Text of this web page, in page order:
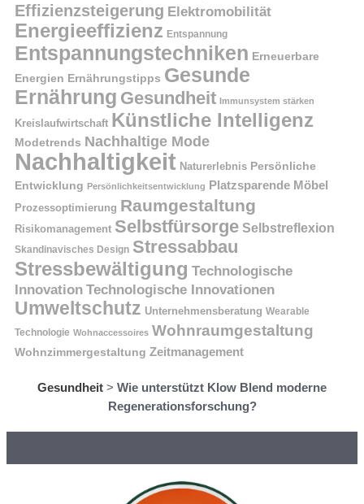
Effizienzsteigerung Elektromobilität
Energieeffizienz Entspannung
Entspannungstechniken Erneuerbare
Energien Ernährungstipps Gesunde
Ernährung Gesundheit Immunsystem stärken
Kreislaufwirtschaft Künstliche Intelligenz
Modetrends Nachhaltige Mode
Nachhaltigkeit Naturerlebnis Persönliche
Entwicklung Persönlichkeitsentwicklung Platzsparende Möbel
Prozessoptimierung Raumgestaltung
Risikomanagement Selbstfürsorge Selbstreflexion
Skandinavisches Design Stressabbau
Stressbewältigung Technologische
Innovation Technologische Innovationen
Umweltschutz Unternehmensberatung Wearable
Technologie Wohnaccessoires Wohnraumgestaltung
Wohnzimmergestaltung Zeitmanagement
Gesundheit > Wie unterstützt Klow Blend moderne
Regenerationsforschung?